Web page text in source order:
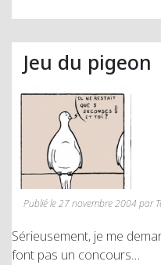
Jeu du pigeon
Publié le 27 novembre 2004 par
Sérieusement, je me
font pas un concours…